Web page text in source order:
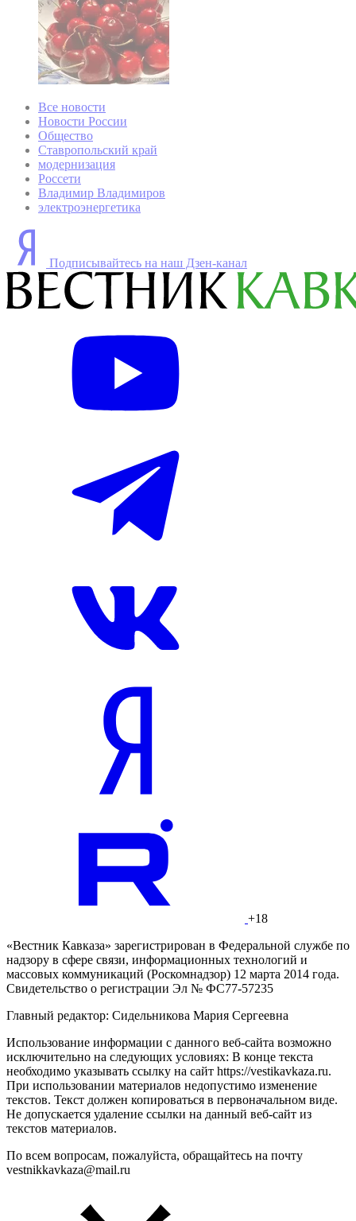
Все новости
Новости России
Общество
Ставропольский край
модернизация
Россети
Владимир Владимиров
электроэнергетика
Подписывайтесь на наш Дзен-канал
+18
«Вестник Кавказа» зарегистрирован в Федеральной службе по
надзору в сфере связи, информационных технологий и
массовых коммуникаций (Роскомнадзор) 12 марта 2014 года.
Свидетельство о регистрации Эл № ФС77-57235
Главный редактор: Сидельникова Мария Сергеевна
Использование информации с данного веб-сайта возможно
исключительно на следующих условиях: В конце текста
необходимо указывать ссылку на сайт https://vestikavkaza.ru.
При использовании материалов недопустимо изменение
текстов. Текст должен копироваться в первоначальном виде.
Не допускается удаление ссылки на данный веб-сайт из
текстов материалов.
По всем вопросам, пожалуйста, обращайтесь на почту
vestnikkavkaza@mail.ru